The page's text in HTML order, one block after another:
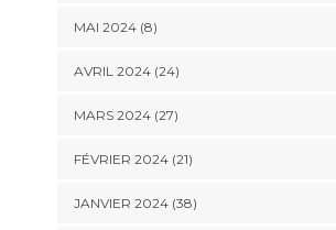
MAI 2024 (8)
AVRIL 2024 (24)
MARS 2024 (27)
FÉVRIER 2024 (21)
JANVIER 2024 (38)